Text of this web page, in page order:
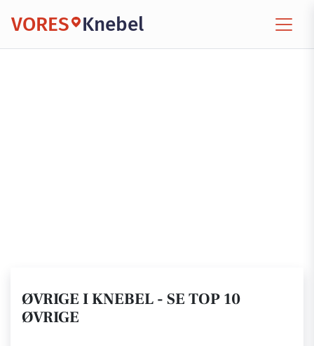
VORES Knebel
ØVRIGE I KNEBEL - SE TOP 10
ØVRIGE